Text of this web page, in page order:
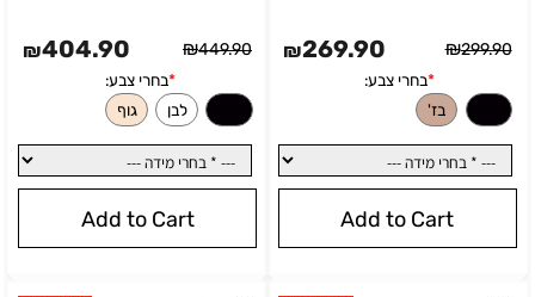
בחרי צבע:
*בחרי צבע:
₪299.90
₪269.90
Add to Cart
₪449.90
₪404.90
Add to Cart